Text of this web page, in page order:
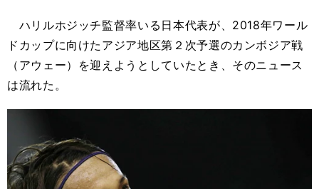
ハリルホジッチ監督率いる日本代表が、2018年ワール
ドカップに向けたアジア地区第２次予選のカンボジア戦
（アウェー）を迎えようとしていたとき、そのニュース
は流れた。